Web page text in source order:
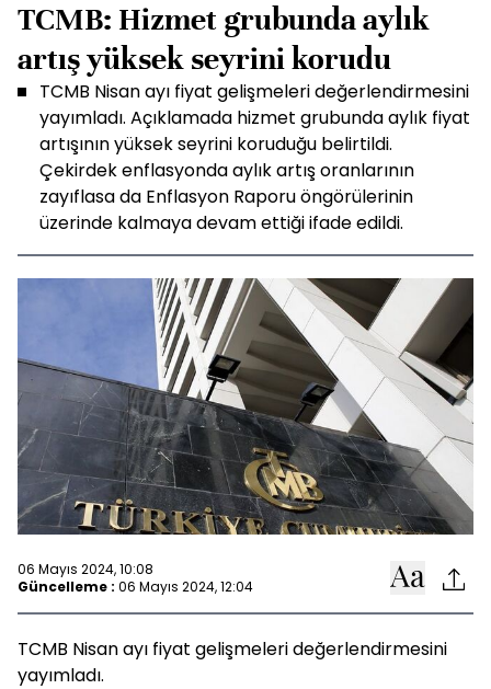
TCMB: Hizmet grubunda aylık
artış yüksek seyrini korudu
TCMB Nisan ayı fiyat gelişmeleri değerlendirmesini
yayımladı. Açıklamada hizmet grubunda aylık fiyat
artışının yüksek seyrini koruduğu belirtildi.
Çekirdek enflasyonda aylık artış oranlarının
zayıflasa da Enflasyon Raporu öngörülerinin
üzerinde kalmaya devam ettiği ifade edildi.
06 Mayıs 2024, 10:08
Güncelleme : 06 Mayıs 2024, 12:04
TCMB Nisan ayı fiyat gelişmeleri değerlendirmesini
yayımladı.